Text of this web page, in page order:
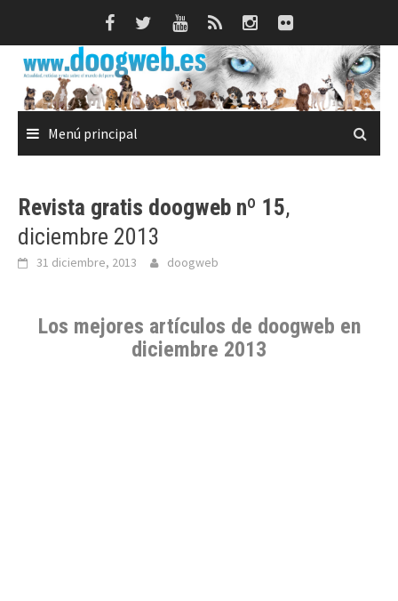
Menú principal
Revista gratis doogweb nº 15,
diciembre 2013
31 diciembre, 2013 doogweb
Los mejores artículos de doogweb en
diciembre 2013